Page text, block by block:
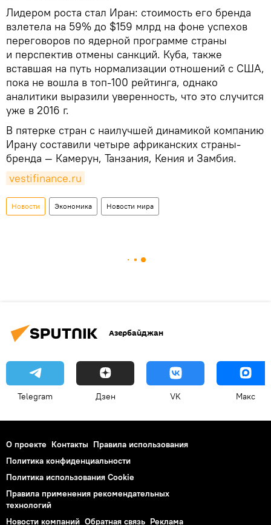
Лидером роста стал Иран: стоимость его бренда
взлетела на 59% до $159 млрд на фоне успехов
переговоров по ядерной программе страны
и перспектив отмены санкций. Куба, также
вставшая на путь нормализации отношений с США,
пока не вошла в топ-100 рейтинга, однако
аналитики выразили уверенность, что это случится
уже в 2016 г.
В пятерке стран с наилучшей динамикой компанию
Ирану составили четыре африканских страны-
бренда — Камерун, Танзания, Кения и Замбия.
vestifinance.ru
Новости Экономика Новости мира
Азербайджан
Telegram Дзен VK Макс
О проекте Контакты Правила использования
Политика конфиденциальности
Политика использования Cookie
Правила применения рекомендательных
технологий
Новости компаний Обратная связь Реклама